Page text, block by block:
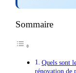
Sommaire
Quels sont
rénovation de